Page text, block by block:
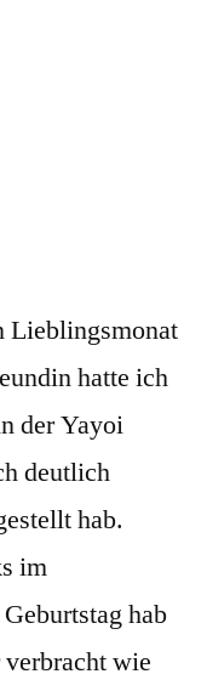
Lieblingsmonat
hatte ich
der Yayoi
deutlich
hab.
im
hab
wie